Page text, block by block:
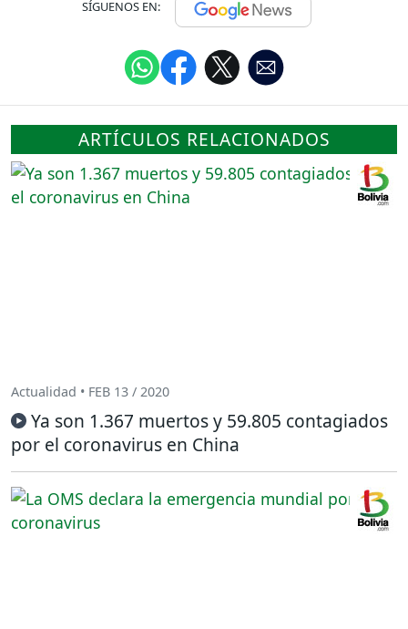
SÍGUENOS EN:
ARTÍCULOS RELACIONADOS
Actualidad • FEB 13 / 2020
Ya son 1.367 muertos y 59.805 contagiados
por el coronavirus en China